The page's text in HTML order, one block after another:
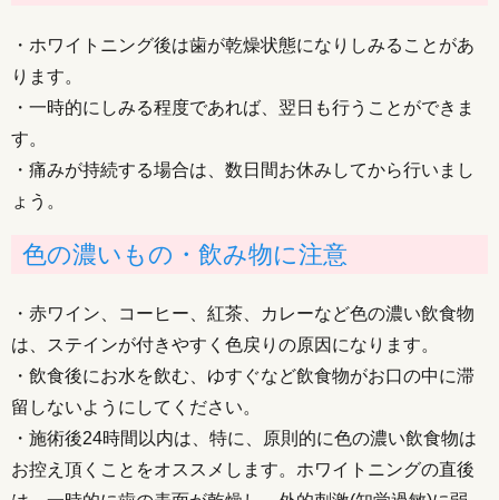
・ホワイトニング後は歯が乾燥状態になりしみることがあ
ります。
・一時的にしみる程度であれば、翌日も行うことができま
す。
・痛みが持続する場合は、数日間お休みしてから行いまし
ょう。
色の濃いもの・飲み物に注意
・赤ワイン、コーヒー、紅茶、カレーなど色の濃い飲食物
は、ステインが付きやすく色戻りの原因になります。
・飲食後にお水を飲む、ゆすぐなど飲食物がお口の中に滞
留しないようにしてください。
・施術後24時間以内は、特に、原則的に色の濃い飲食物は
お控え頂くことをオススメします。ホワイトニングの直後